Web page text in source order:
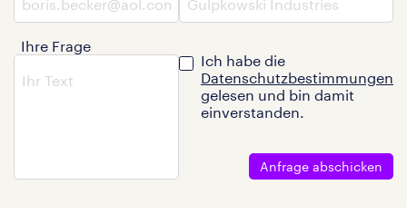
Ihre Frage
Ich habe die
Datenschutzbestimmungen
gelesen und bin damit
einverstanden.
Anfrage abschicken